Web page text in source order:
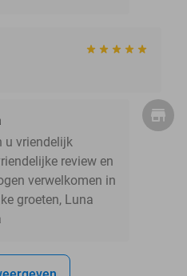
u vriendelijk
review en
verwelkomen in
groeten, Luna